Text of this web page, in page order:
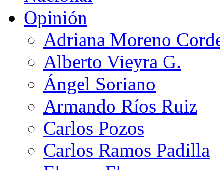
Opinión
Adriana Moreno
Alberto Vieyra G.
Ángel Soriano
Armando Ríos Ruiz
Carlos Pozos
Carlos Ramos Padilla